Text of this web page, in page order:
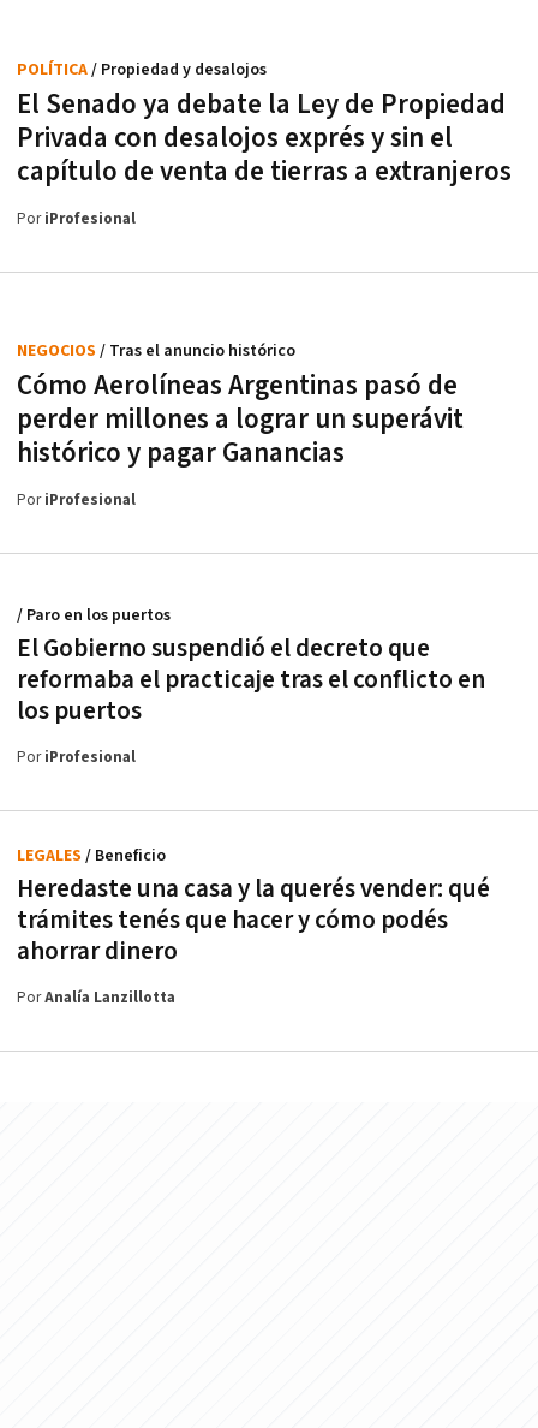
El Senado ya debate la Ley de Propiedad
Privada con desalojos exprés y sin el
capítulo de venta de tierras a extranjeros
POLÍTICA/ Propiedad y desalojos
PoriProfesional
Cómo Aerolíneas Argentinas pasó de
perder millones a lograr un superávit
histórico y pagar Ganancias
NEGOCIOS / Tras el anuncio histórico
PoriProfesional
El Gobierno suspendió el decreto que
reformaba el practicaje tras el conflicto en
los puertos
/ Paro en los puertos
PoriProfesional
Heredaste una casa y la querés vender: qué
trámites tenés que hacer y cómo podés
ahorrar dinero
LEGALES / Beneficio
PorAnalía Lanzillotta